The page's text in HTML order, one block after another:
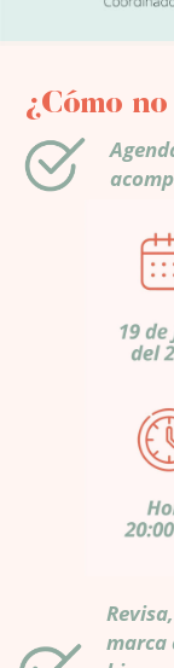
¿Cómo
marca